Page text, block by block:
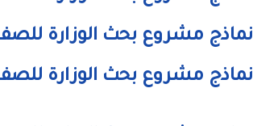
نماذج مشروع بحث الوزارة للصف
نماذج مشروع بحث الوزارة للصف